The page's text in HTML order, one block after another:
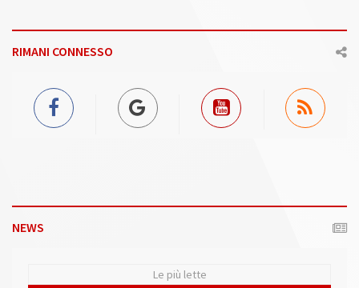
RIMANI CONNESSO
NEWS
Le più lette